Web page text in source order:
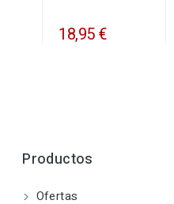
18,95 €
Productos
Ofertas